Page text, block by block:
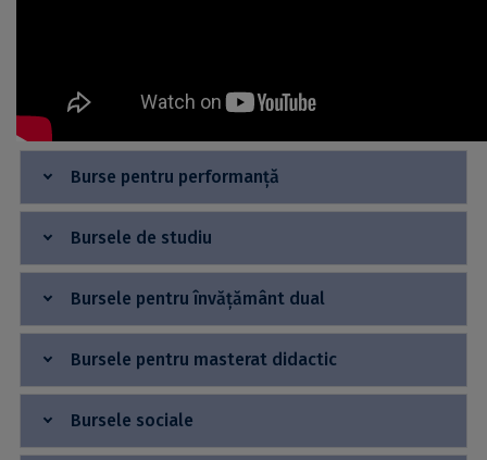
Burse pentru performanţă
Bursele de studiu
Bursele pentru învățământ dual
Bursele pentru masterat didactic
Bursele sociale